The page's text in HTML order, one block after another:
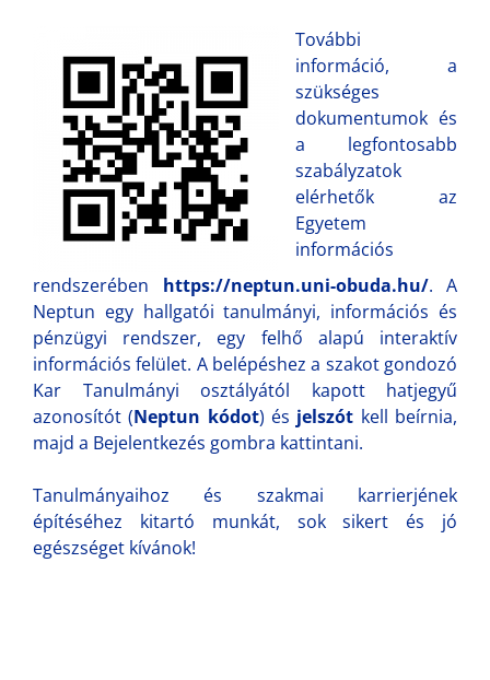
További
információ, a
szükséges
dokumentumok és
a legfontosabb
szabályzatok
elérhetők az
Egyetem
információs
rendszerében https://neptun.uni-obuda.hu/. A
Neptun egy hallgatói tanulmányi, információs és
pénzügyi rendszer, egy felhő alapú interaktív
információs felület. A belépéshez a szakot gondozó
Kar Tanulmányi osztályától kapott hatjegyű
azonosítót (Neptun kódot) és jelszót kell beírnia,
majd a Bejelentkezés gombra kattintani.
Tanulmányaihoz és szakmai karrierjének
építéséhez kitartó munkát, sok sikert és jó
egészséget kívánok!